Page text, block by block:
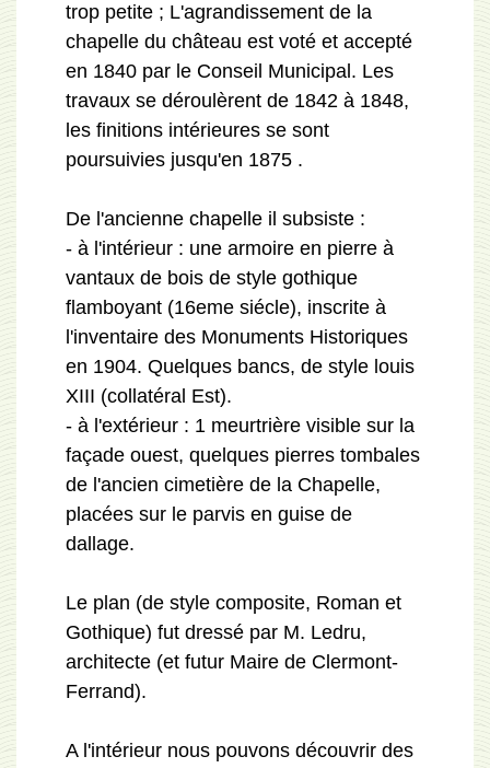
trop petite ; L'agrandissement de la
chapelle du château est voté et accepté
en 1840 par le Conseil Municipal. Les
travaux se déroulèrent de 1842 à 1848,
les finitions intérieures se sont
poursuivies jusqu'en 1875 .
De l'ancienne chapelle il subsiste :
- à l'intérieur : une armoire en pierre à
vantaux de bois de style gothique
flamboyant (16eme siécle), inscrite à
l'inventaire des Monuments Historiques
en 1904. Quelques bancs, de style louis
XIII (collatéral Est).
- à l'extérieur : 1 meurtrière visible sur la
façade ouest, quelques pierres tombales
de l'ancien cimetière de la Chapelle,
placées sur le parvis en guise de
dallage.
Le plan (de style composite, Roman et
Gothique) fut dressé par M. Ledru,
architecte (et futur Maire de Clermont-
Ferrand).
A l'intérieur nous pouvons découvrir des